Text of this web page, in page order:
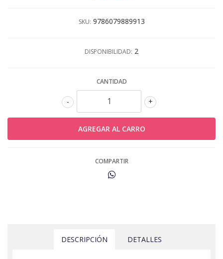
SKU: 9786079889913
DISPONIBILIDAD: 2
CANTIDAD
+
-
COMPARTIR
DESCRIPCIÓN DETALLES